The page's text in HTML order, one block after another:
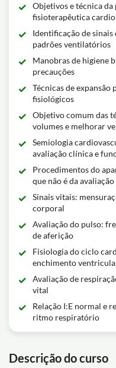
Objetivos e técnica da
fisioterapêutica
Identificação de
padrões ventilatórios
Manobras de higiene
precauções
Técnicas de
fisiológicos
Objetivo comum das
volumes e melhorar
Semiologia
avaliação clínica e
Procedimentos do
que não é da
Sinais vitais:
corporal
Avaliação do pulso:
de aferição
Fisiologia do ciclo
enchimento
Avaliação de
vital
Relação I:E normal e
ritmo respiratório
Descrição do curso